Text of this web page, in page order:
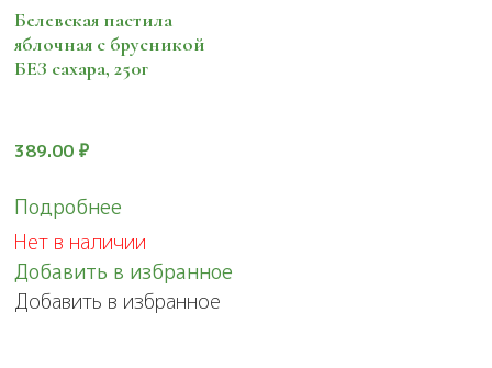
Белевская пастила
яблочная с брусникой
БЕЗ сахара, 250г
389.00 ₽
Подробнее
Нет в наличии
Добавить в избранное
Добавить в избранное